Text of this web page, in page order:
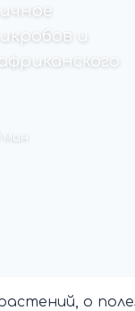
и
мин
о